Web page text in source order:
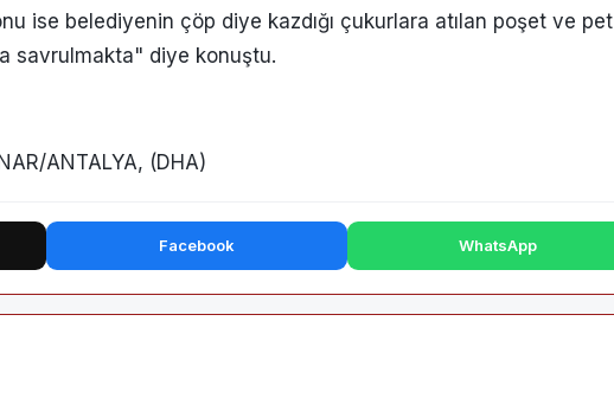
ise belediyenin çöp diye kazdığı çukurlara atılan poşet ve pet
savrulmakta" diye konuştu.
ANTALYA, (DHA)
Facebook WhatsApp